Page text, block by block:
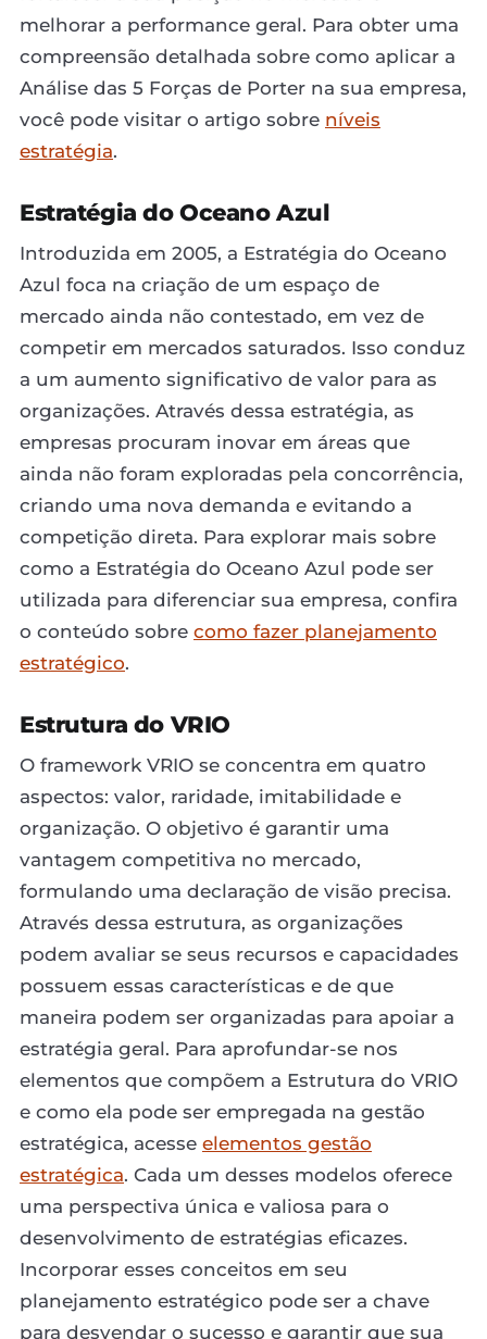
melhorar a performance geral. Para obter uma
compreensão detalhada sobre como aplicar a
Análise das 5 Forças de Porter na sua empresa,
você pode visitar o artigo sobre níveis
estratégia.
Estratégia do Oceano Azul
Introduzida em 2005, a Estratégia do Oceano
Azul foca na criação de um espaço de
mercado ainda não contestado, em vez de
competir em mercados saturados. Isso conduz
a um aumento significativo de valor para as
organizações. Através dessa estratégia, as
empresas procuram inovar em áreas que
ainda não foram exploradas pela concorrência,
criando uma nova demanda e evitando a
competição direta. Para explorar mais sobre
como a Estratégia do Oceano Azul pode ser
utilizada para diferenciar sua empresa, confira
o conteúdo sobre como fazer planejamento
estratégico.
Estrutura do VRIO
O framework VRIO se concentra em quatro
aspectos: valor, raridade, imitabilidade e
organização. O objetivo é garantir uma
vantagem competitiva no mercado,
formulando uma declaração de visão precisa.
Através dessa estrutura, as organizações
podem avaliar se seus recursos e capacidades
possuem essas características e de que
maneira podem ser organizadas para apoiar a
estratégia geral. Para aprofundar-se nos
elementos que compõem a Estrutura do VRIO
e como ela pode ser empregada na gestão
estratégica, acesse elementos gestão
estratégica. Cada um desses modelos oferece
uma perspectiva única e valiosa para o
desenvolvimento de estratégias eficazes.
Incorporar esses conceitos em seu
planejamento estratégico pode ser a chave
para desvendar o sucesso e garantir que sua